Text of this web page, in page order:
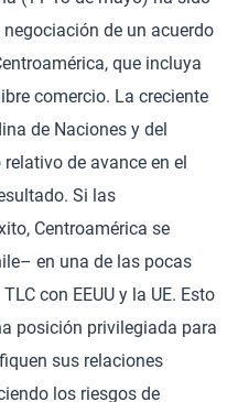
de un acuerdo
que incluya
comercio. La creciente
de Naciones y del
de avance en el
Si las
Centroamérica se
en una de las pocas
con EEUU y la UE. Esto
posición privilegiada para
sus relaciones
los riesgos de